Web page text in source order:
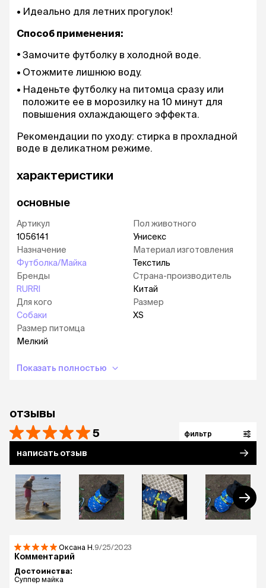
Идеально для летних прогулок!
Способ применения:
Замочите футболку в холодной воде.
Отожмите лишнюю воду.
Наденьте футболку на питомца сразу или
положите ее в морозилку на 10 минут для
повышения охлаждающего эффекта.
Рекомендации по уходу: стирка в прохладной
воде в деликатном режиме.
характеристики
основные
Артикул
1056141
Назначение
Футболка/Майка
Бренды
RURRI
Для кого
Собаки
Размер питомца
Мелкий
Пол животного
Унисекс
Материал изготовления
Текстиль
Страна-производитель
Китай
Размер
XS
Показать полностью
отзывы
5 фильтр
написать отзыв
Оксана Н. 9/25/2023
Комментарий
Достоинства:
Суппер майка